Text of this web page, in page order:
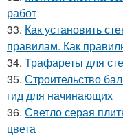
работ
33. Как установить
правилам. Как
34. Трафареты для
35. Строительство
гид для начинающих
36. Светло серая
цвета